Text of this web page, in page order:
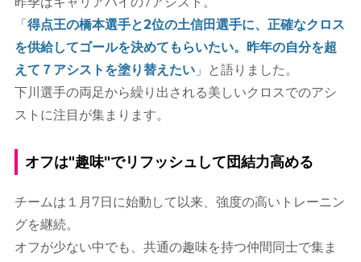
「得点王の橋本選手と2位の土信田選手に、正確なクロス
を供給してゴールを決めてもらいたい。昨年の自分を超
えて７アシストを塗り替えたい」と語りました。
下川選手の両足から繰り出される美しいクロスでのアシ
ストに注目が集まります。
オフは"趣味"でリフッシュして団結力高める
チームは１月7日に始動して以来、強度の高いトレーニン
グを継続。
オフが少ない中でも、共通の趣味を持つ仲間同士で集ま